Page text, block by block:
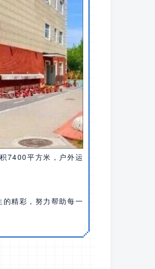
7400平方米，户外运
精彩，努力帮助每一